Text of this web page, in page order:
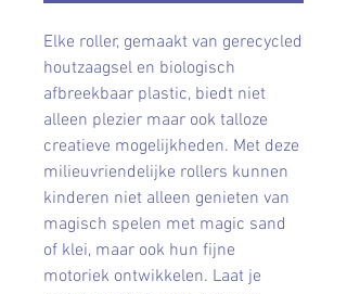
Elke roller, gemaakt van gerecycled
houtzaagsel en biologisch
afbreekbaar plastic, biedt niet
alleen plezier maar ook talloze
creatieve mogelijkheden. Met deze
milieuvriendelijke rollers kunnen
kinderen niet alleen genieten van
magisch spelen met magic sand
of klei, maar ook hun fijne
motoriek ontwikkelen. Laat je